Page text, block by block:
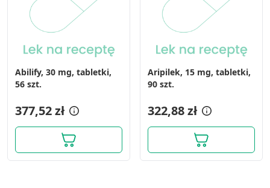
Abilify, 30 mg, tabletki,
56 szt.
377,52 zł
Aripilek, 15 mg, tabletki,
90 szt.
322,88 zł